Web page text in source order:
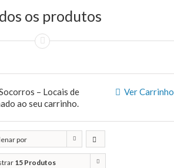
os produtos
Ver Carrinho
– Locais de
ao seu carrinho.
por
15 Produtos